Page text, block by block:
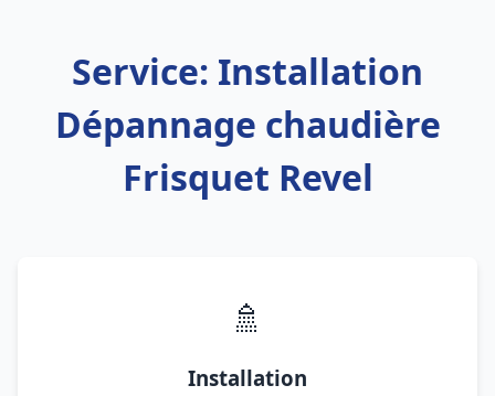
Service: Installation
Dépannage chaudière
Frisquet Revel
🚿
Installation